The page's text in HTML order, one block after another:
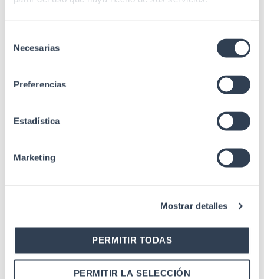
Necesarias
Preferencias
Estadística
Marketing
Mostrar detalles
PERMITIR TODAS
PERMITIR LA SELECCIÓN
Estándares
Productos relacionados